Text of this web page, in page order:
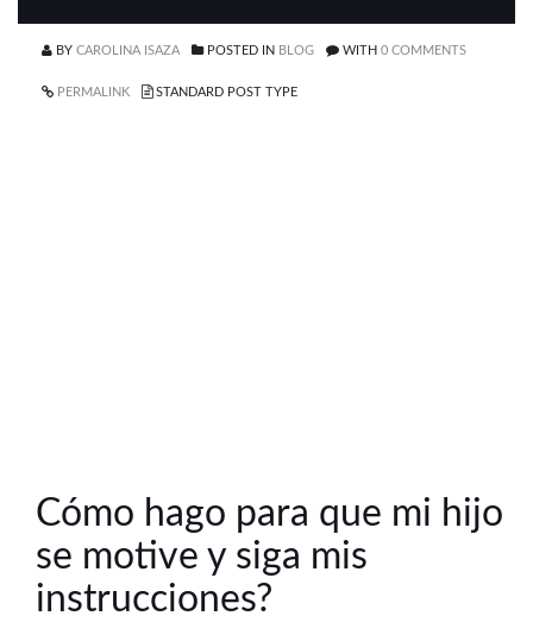
BY CAROLINA ISAZA POSTED IN BLOG WITH 0 COMMENTS
PERMALINK STANDARD POST TYPE
Cómo hago para que mi hijo
se motive y siga mis
instrucciones?